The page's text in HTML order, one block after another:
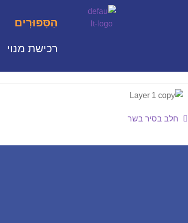
הַסִּפּוּרִים
רכישת מנוי
חלב בסיר בשר